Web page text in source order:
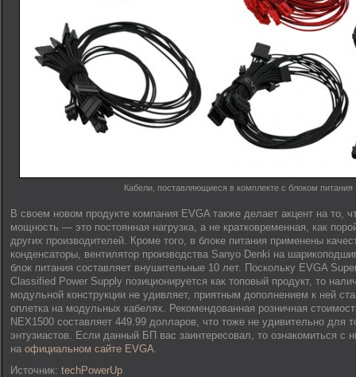
Кабели, поставляющиеся в комплекте с блоком питания
В своем новом продукте компания EVGA также делает акцент на то,
мощность — это постоянная нагрузка, а не кратковременная, как
других производителей. Кроме того, в блоке питания применены
конденсаторы, вентилятор производства Sanyo Denki на
блок питания составляет внушительные 10 лет. Поскольку EVGA
Classified Power Supply позиционируется как топовый продукт, то
модульной конструкции не удивляет, приятным дополнением к ней
оплетка на модульных кабелях. Рекомендованная розничная
NEX1500 составляет 449.99 долларов, что тоже не удивительно для
энтузиастов. Если данный БП вас заинтересовал, то ознакомиться с
на официальном сайте EVGA.
Источник: techPowerUp